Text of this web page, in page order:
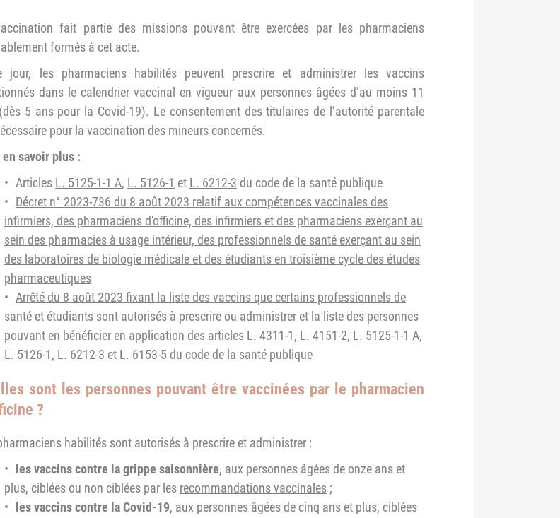
fait partie des missions pouvant être exercées par les pharmaciens
formés à cet acte.
jour, les pharmaciens habilités peuvent prescrire et administrer les vaccins
dans le calendrier vaccinal en vigueur aux personnes âgées d’au moins 11
5 ans pour la Covid-19). Le consentement des titulaires de l’autorité parentale
pour la vaccination des mineurs concernés.
en savoir plus :
Articles L. 5125-1-1 A, L. 5126-1 et L. 6212-3 du code de la santé publique
Décret n° 2023-736 du 8 août 2023 relatif aux compétences vaccinales des
infirmiers, des pharmaciens d'officine, des infirmiers et des pharmaciens exerçant au
sein des pharmacies à usage intérieur, des professionnels de santé exerçant au sein
des laboratoires de biologie médicale et des étudiants en troisième cycle des études
pharmaceutiques
Arrêté du 8 août 2023 fixant la liste des vaccins que certains professionnels de
santé et étudiants sont autorisés à prescrire ou administrer et la liste des personnes
pouvant en bénéficier en application des articles L. 4311-1, L. 4151-2, L. 5125-1-1 A,
L. 5126-1, L. 6212-3 et L. 6153-5 du code de la santé publique
sont les personnes pouvant être vaccinées par le pharmacien
?
habilités sont autorisés à prescrire et administrer :
les vaccins contre la grippe saisonnière, aux personnes âgées de onze ans et
plus, ciblées ou non ciblées par les recommandations vaccinales;
les vaccins contre la Covid-19, aux personnes âgées de cinq ans et plus, ciblées